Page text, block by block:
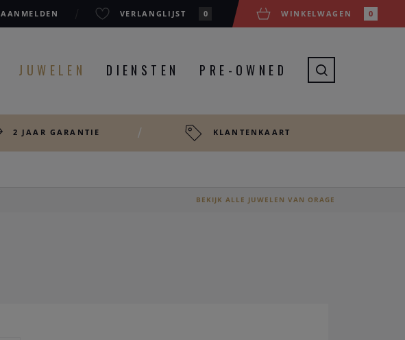
AANMELDEN VERLANGLIJST 0 WINKELWAGEN 0
JUWELEN DIENSTEN PRE-OWNED
2 JAAR GARANTIE KLANTENKAART
BEKIJK ALLE JUWELEN VAN ORAGE